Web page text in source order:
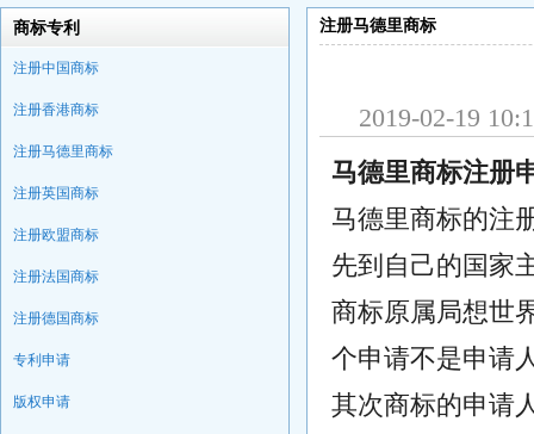
商标专利
注册中国商标
注册香港商标
注册马德里商标
注册英国商标
注册欧盟商标
注册法国商标
注册德国商标
专利申请
版权申请
注册马德里商标
2019-02-19
马德里商标注册
马德里商标的注
先到自己的国家
商标原属局想世
个申请不是申请
其次商标的申请